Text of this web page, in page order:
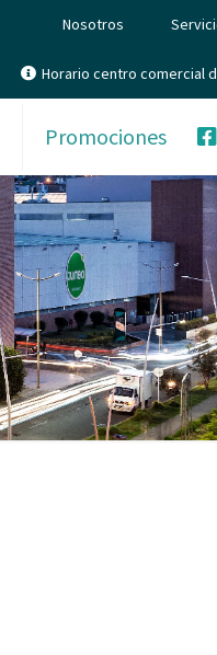
Nosotros
Horario centro comercial
Promociones